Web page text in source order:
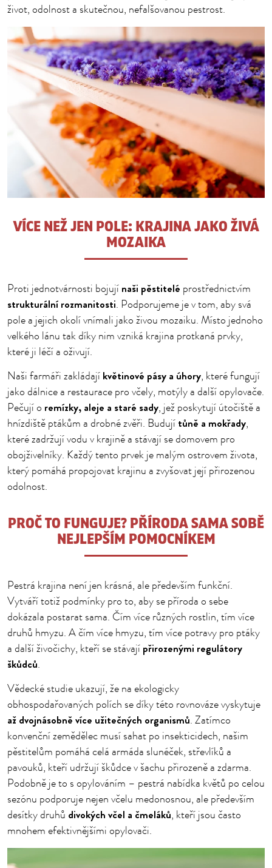
život, odolnost a skutečnou, nefalšovanou pestrost.
VÍCE NEŽ JEN POLE: KRAJINA JAKO ŽIVÁ
MOZAIKA
Proti jednotvárnosti bojují naši pěstitelé prostřednictvím
strukturální rozmanitosti. Podporujeme je v tom, aby svá
pole a jejich okolí vnímali jako živou mozaiku. Místo jednoho
velkého lánu tak díky nim vzniká krajina protkaná prvky,
které ji léčí a oživují.
Naši farmáři zakládají květinové pásy a úhory, které fungují
jako dálnice a restaurace pro včely, motýly a další opylovače.
Pečují o remízky, aleje a staré sady, jež poskytují útočiště a
hnízdiště ptákům a drobné zvěři. Budují tůně a mokřady,
které zadržují vodu v krajině a stávají se domovem pro
obojživelníky. Každý tento prvek je malým ostrovem života,
který pomáhá propojovat krajinu a zvyšovat její přirozenou
odolnost.
PROČ TO FUNGUJE? PŘÍRODA SAMA SOBĚ
NEJLEPŠÍM POMOCNÍKEM
Pestrá krajina není jen krásná, ale především funkční.
Vytváří totiž podmínky pro to, aby se příroda o sebe
dokázala postarat sama. Čím více různých rostlin, tím více
druhů hmyzu. A čím více hmyzu, tím více potravy pro ptáky
a další živočichy, kteří se stávají přirozenými regulátory
škůdců.
Vědecké studie ukazují, že na ekologicky
obhospodařovaných polích se díky této rovnováze vyskytuje
až dvojnásobně více užitečných organismů. Zatímco
konvenční zemědělec musí sahat po insekticidech, našim
pěstitelům pomáhá celá armáda slunéček, střevlíků a
pavouků, kteří udržují škůdce v šachu přirozeně a zdarma.
Podobně je to s opylováním – pestrá nabídka květů po celou
sezónu podporuje nejen včelu medonosnou, ale především
desítky druhů divokých včel a čmeláků, kteří jsou často
mnohem efektivnějšími opylovači.